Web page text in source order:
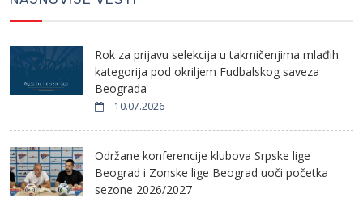
Rok za prijavu selekcija u takmičenjima mlađih
kategorija pod okriljem Fudbalskog saveza
Beograda
10.07.2026
Održane konferencije klubova Srpske lige
Beograd i Zonske lige Beograd uoči početka
sezone 2026/2027